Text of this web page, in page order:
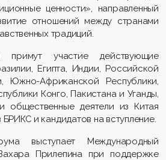
ценности», направленный
отношений между странами
традиций.
участие действующие
Египта, Индии, Российской
Южно-Африканской Республики,
Конго, Пакистана и Уганды,
общественные деятели из Китая
и кандидатов на вступление.
выступает Международный
Прилепина при поддержке